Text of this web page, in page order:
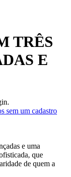
TRÊS
E
sem um cadastro
e uma
que
de quem a